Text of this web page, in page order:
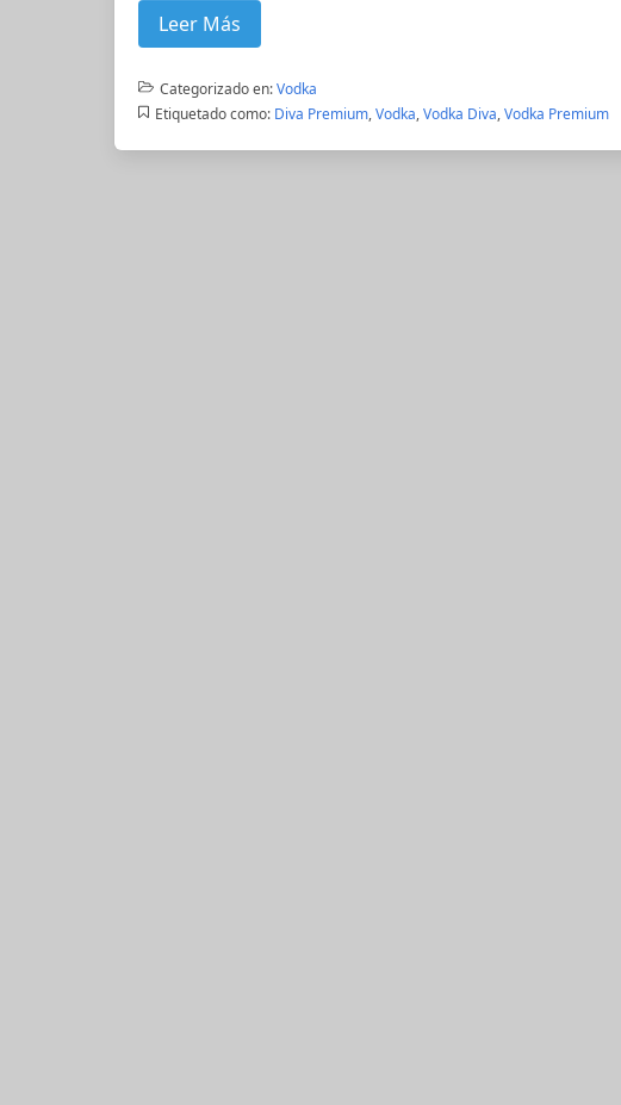
Leer Más
Categorizado en:Vodka
Etiquetado como: Diva Premium,Vodka,Vodka Diva,Vodka Premium